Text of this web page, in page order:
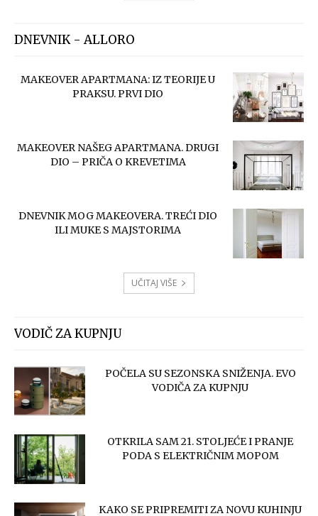
DNEVNIK - ALLORO
MAKEOVER APARTMANA: IZ TEORIJE U
PRAKSU. PRVI DIO
MAKEOVER NAŠEG APARTMANA. DRUGI
DIO – PRIČA O KREVETIMA
DNEVNIK MOG MAKEOVERA. TREĆI DIO
ILI MUKE S MAJSTORIMA
UČITAJ VIŠE
VODIČ ZA KUPNJU
POČELA SU SEZONSKA SNIŽENJA. EVO
VODIČA ZA KUPNJU
OTKRILA SAM 21. STOLJEĆE I PRANJE
PODA S ELEKTRIČNIM MOPOM
KAKO SE PRIPREMITI ZA NOVU KUHINJU